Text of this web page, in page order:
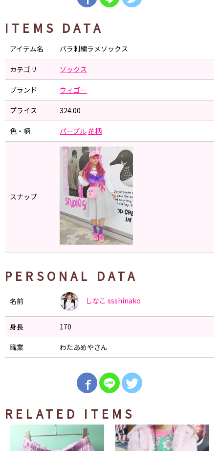
ITEMS DATA
アイテム名 バラ刺繍ラメソックス
カテゴリ ソックス
ブランド ウィゴー
プライス 324.00
色・柄 パープル花柄
スナップ
PERSONAL DATA
名前 しなこ ssshinako
身長 170
職業 わたあめやさん
RELATED ITEMS